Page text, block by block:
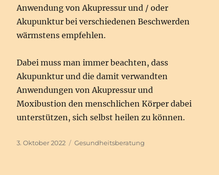
Anwendung von Akupressur und / oder
Akupunktur bei verschiedenen Beschwerden
wärmstens empfehlen.
Dabei muss man immer beachten, dass
Akupunktur und die damit verwandten
Anwendungen von Akupressur und
Moxibustion den menschlichen Körper dabei
unterstützen, sich selbst heilen zu können.
Veröffentlicht
3. Oktober 2022 Schlagwörter
Gesundheitsberatung